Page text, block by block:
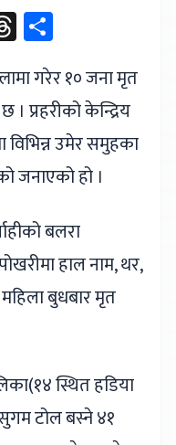
Threads
गरेर १० जना मृत
प्रहरीको केन्द्रिय
विभिन्न उमेर समुहका
जनाएको हो ।
बलरा
हाल नाम, थर,
बुधबार मृत
स्थित हडिया
टोल बस्ने ४१